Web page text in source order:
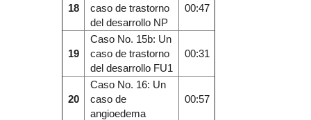
18
caso de trastorno
del desarrollo NP
00:47
19
Caso No. 15b: Un
caso de trastorno
del desarrollo FU1
00:31
20
Caso No. 16: Un
caso de
angioedema
00:57